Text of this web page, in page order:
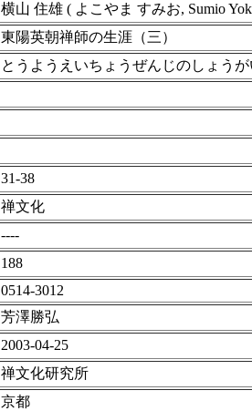
横山 住雄 ( よこやま すみお, Sumio
東陽英朝禅師の生涯（三）
とうようえいちょうぜんじのしょうが
31-38
禅文化
----
188
0514-3012
芳澤勝弘
2003-04-25
禅文化研究所
京都